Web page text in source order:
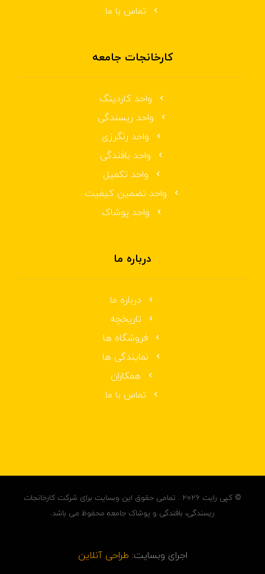
تماس با ما
کارخانجات جامعه
واحد کاردینگ
واحد ریسندگی
واحد رنگرزی
واحد بافندگی
واحد تکمیل
واحد تضمین کیفیت
واحد پوشاک
درباره ما
درباره ما
تاریخچه
فروشگاه ها
نمایندگی ها
همکاران
تماس با ما
© کپی رایت ۲۰۲۶ . تمامی حقوق این وبسایت برای شرکت کارخانجات
ریسندگی، بافندگی و پوشاک جامعه محفوظ می باشد.
اجرای وبسایت: طراحی آنلاین